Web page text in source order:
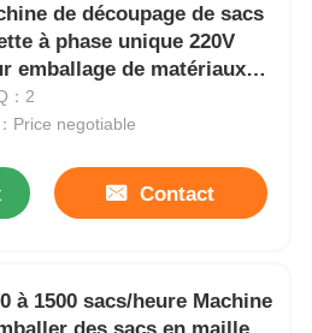
en rotation
de découpage de sacs
à phase unique 220V
emballage de matériaux
：2
Price negotiable
Contact
à 1500 sacs/heure Machine
des sacs en maille